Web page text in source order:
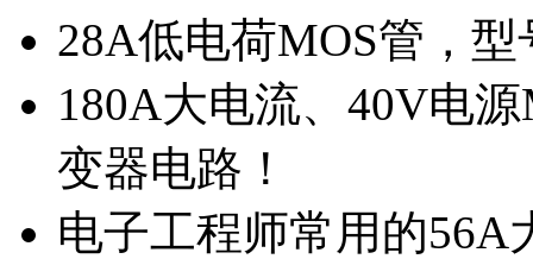
28A低电荷MOS管，
180A大电流、40V电
变器电路！
电子工程师常用的56A